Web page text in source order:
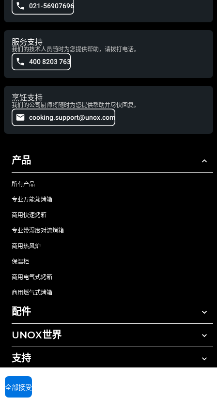
021-56907696
服务支持
我们的技术人员随时为您提供帮助，请拨打电话。
400 8203 763
烹饪支持
我们的公司厨师将随时为您提供帮助并尽快回复。
cooking.support@unox.com
产品
所有产品
专业万能蒸烤箱
商用快速烤箱
专业带湿度对流烤箱
商用热风炉
保温柜
商用电气式烤箱
商用燃气式烤箱
配件
所有配件
自动清洗清洁剂
手动清洗清洁剂
树脂过滤水处理
UNOX世界
我们在全球的办事处
支持
UNOX质保
全部接受